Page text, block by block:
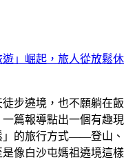
」崛起，旅人從放鬆休
步遶境，也不願躺在飯
篇報導點出一個有趣現
」的旅行方式——登山、
像白沙屯媽祖遶境這樣